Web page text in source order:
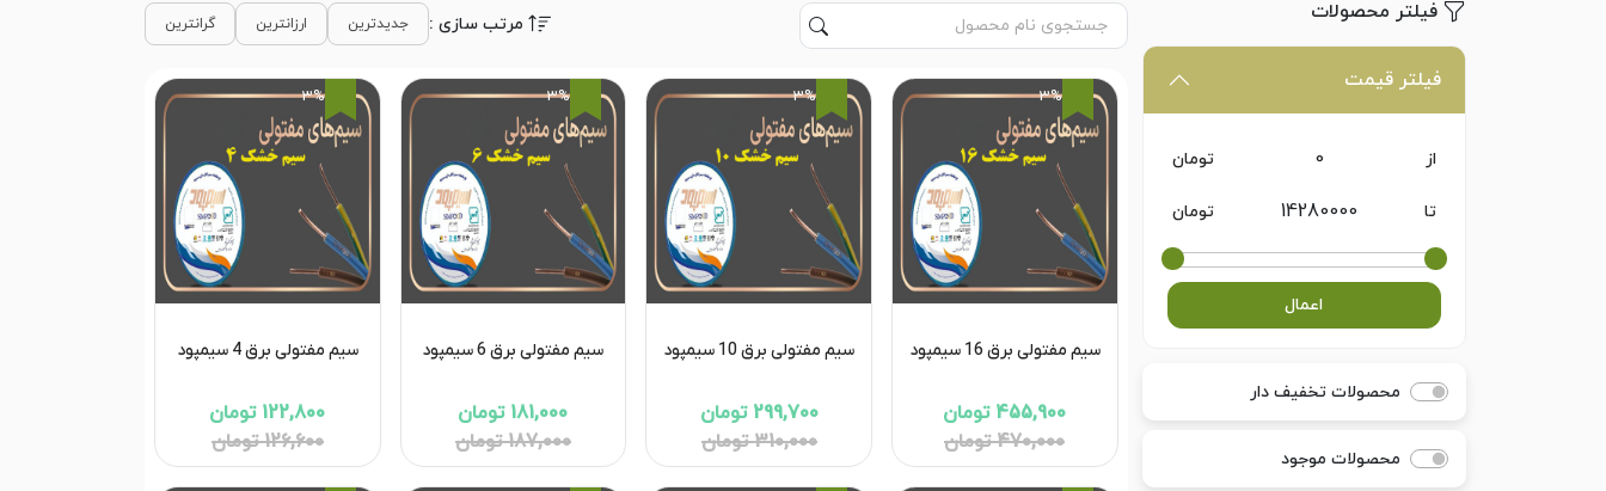
فیلتر محصولات
فیلتر قیمت
از تومان
تا تومان
اعمال
محصولات تخفیف دار
محصولات موجود
مرتب سازی : جدیدترین ارزانترین گرانترین
3%
سیم مفتولی برق 16 سیمپود
455,900 تومان
470,000 تومان
3%
سیم مفتولی برق 10 سیمپود
299,700 تومان
310,000 تومان
3%
سیم مفتولی برق 6 سیمپود
181,000 تومان
187,000 تومان
3%
سیم مفتولی برق 4 سیمپود
122,800 تومان
126,600 تومان